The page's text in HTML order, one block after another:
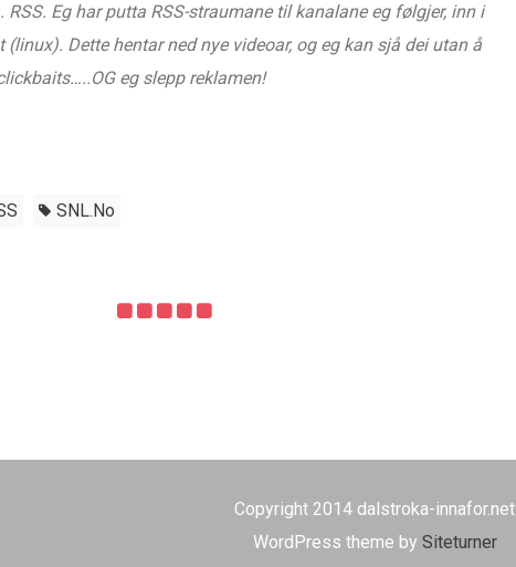
RSS. Eg har putta RSS-straumane til kanalane eg følgjer, inn i
Dette hentar ned nye videoar, og eg kan sjå dei utan å
eg slepp reklamen!
SNL.no
Copyright 2014 dalstroka-innafor.net
WordPress theme by Siteturner